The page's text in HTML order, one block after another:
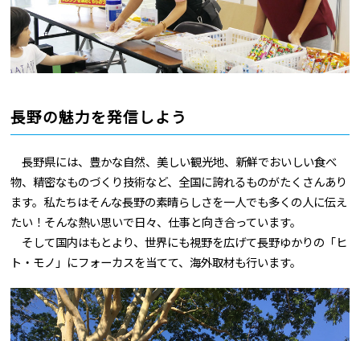
長野の魅力を発信しよう
長野県には、豊かな自然、美しい観光地、新鮮でおいしい食べ
物、精密なものづくり技術など、全国に誇れるものがたくさんあり
ます。私たちはそんな長野の素晴らしさを一人でも多くの人に伝え
たい！そんな熱い思いで日々、仕事と向き合っています。
そして国内はもとより、世界にも視野を広げて長野ゆかりの「ヒ
ト・モノ」にフォーカスを当てて、海外取材も行います。